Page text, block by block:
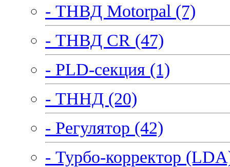
- ТНВД Motorpal (7)
- ТНВД CR (47)
- PLD-секция (1)
- ТННД (20)
- Регулятор (42)
- Турбо-корректор